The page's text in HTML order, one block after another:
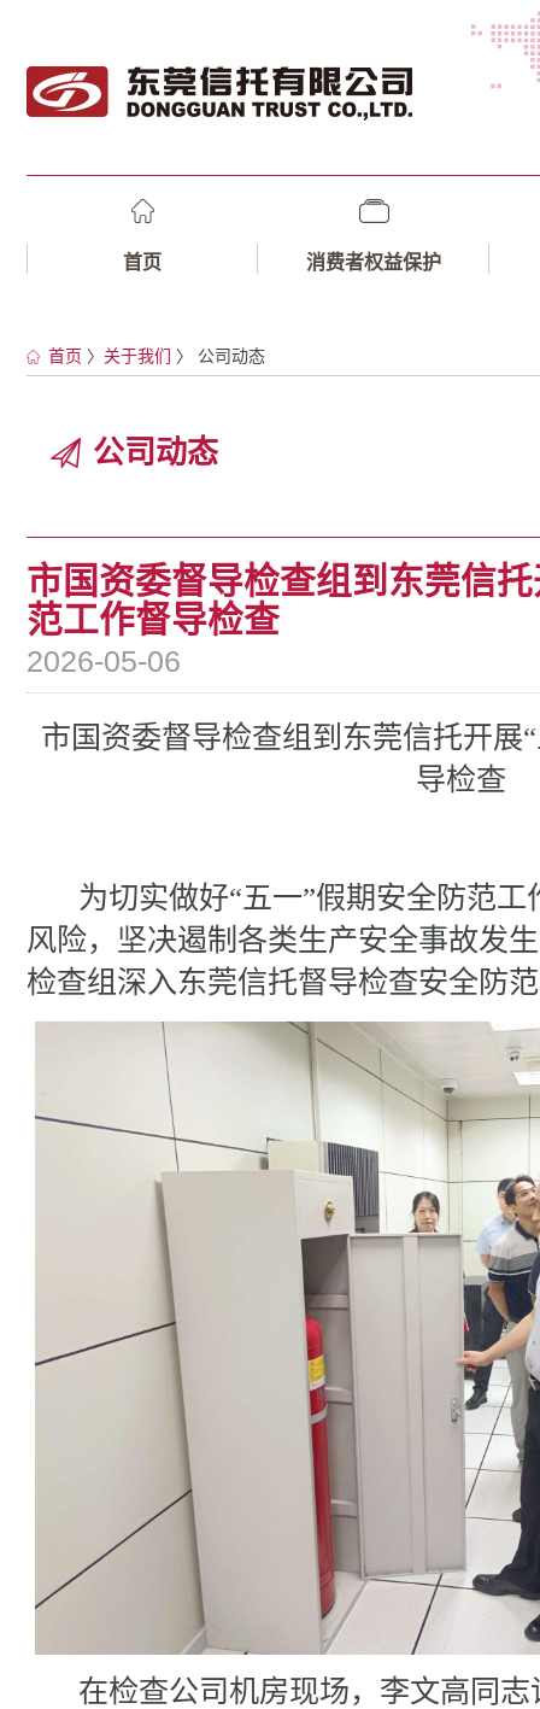
首页 消费者权益保护
首页 〉 关于我们 〉 公司动态
公司动态
市国资委督导检查组到东莞信
范工作督导检查
2026-05-06
市国资委督导检查组到东莞信托开展
导检查
为切实做好“五一”假期安全防范
风险，坚决遏制各类生产安全事故发
检查组深入东莞信托督导检查安全防
在检查公司机房现场，李文高同